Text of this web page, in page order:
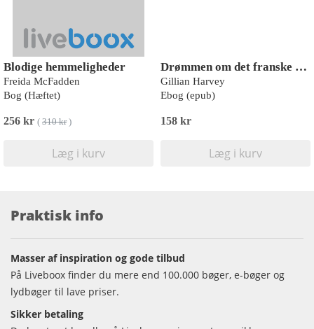
Blodige hemmeligheder
Freida McFadden
Bog (Hæftet)
256 kr ( 310 kr)
Læg i kurv
Drømmen om det franske slot
Gillian Harvey
Ebog (epub)
158 kr
Læg i kurv
Praktisk info
Masser af inspiration og gode tilbud
På Liveboox finder du mere end 100.000 bøger, e-bøger og
lydbøger til lave priser.
Sikker betaling